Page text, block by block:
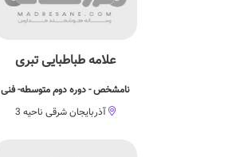
علامه طباطبايی تبری
نامشخص - دوره دوم متوسطه- فنی
آذربایجان شرقی ناحیه 3